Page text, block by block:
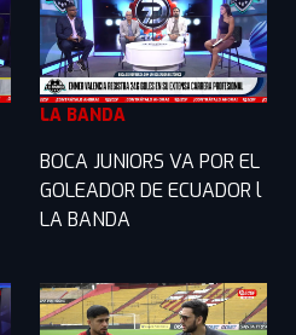
LA BANDA
BOCA JUNIORS VA POR EL
GOLEADOR DE ECUADOR l
LA BANDA